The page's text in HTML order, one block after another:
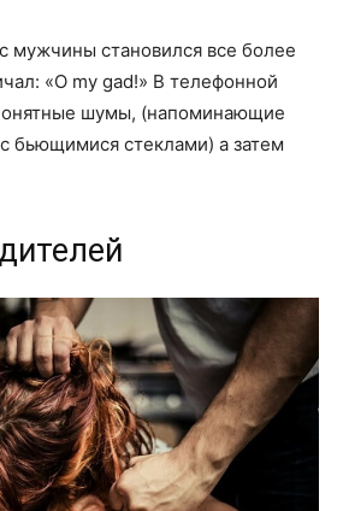
мужчины становился все более
«O my gad!» В телефонной
шумы, (напоминающие
бьющимися стеклами) а затем